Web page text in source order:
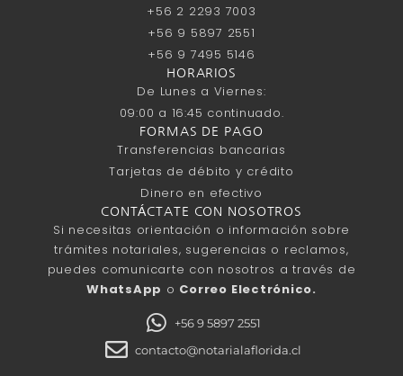
+56 2 2293 7003
+56 9 5897 2551
+56 9 7495 5146
HORARIOS
De Lunes a Viernes:
09:00 a 16:45 continuado.
FORMAS DE PAGO
Transferencias bancarias
Tarjetas de débito y crédito
Dinero en efectivo
CONTÁCTATE CON NOSOTROS
Si necesitas orientación o información sobre
trámites notariales, sugerencias o reclamos,
puedes comunicarte con nosotros a través de
WhatsApp o Correo Electrónico.
+56 9 5897 2551
contacto@notarialaflorida.cl